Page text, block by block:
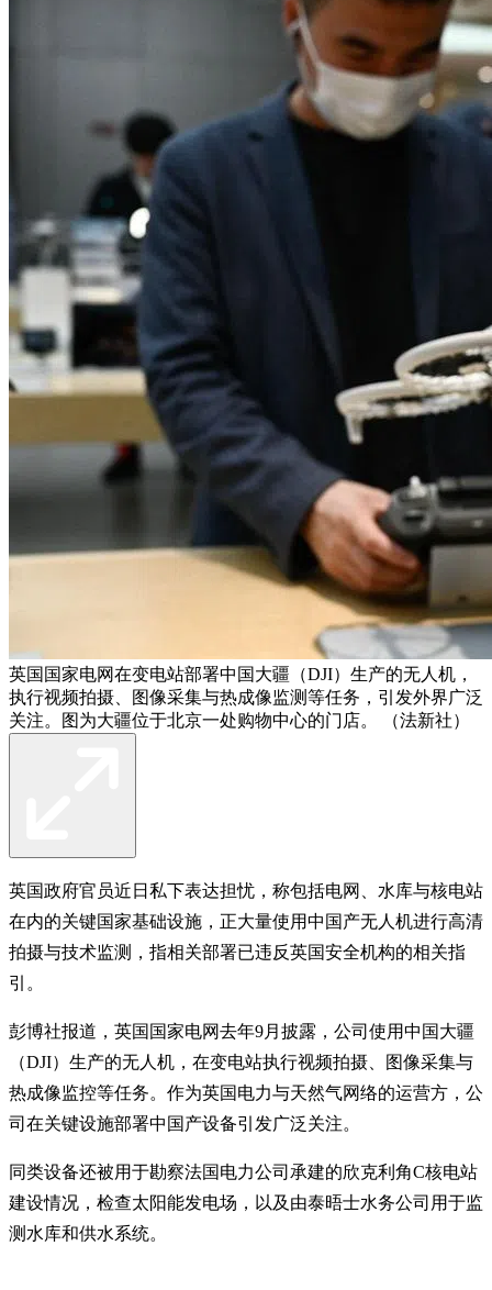
英国国家电网在变电站部署中国大疆（DJI）生产的无人机，
执行视频拍摄、图像采集与热成像监测等任务，引发外界广泛
关注。图为大疆位于北京一处购物中心的门店。 （法新社）
英国政府官员近日私下表达担忧，称包括电网、水库与核电站
在内的关键国家基础设施，正大量使用中国产无人机进行高清
拍摄与技术监测，指相关部署已违反英国安全机构的相关指
引。
彭博社报道，英国国家电网去年9月披露，公司使用中国大疆
（DJI）生产的无人机，在变电站执行视频拍摄、图像采集与
热成像监控等任务。作为英国电力与天然气网络的运营方，公
司在关键设施部署中国产设备引发广泛关注。
同类设备还被用于勘察法国电力公司承建的欣克利角C核电站
建设情况，检查太阳能发电场，以及由泰晤士水务公司用于监
测水库和供水系统。